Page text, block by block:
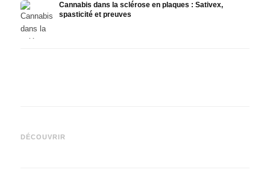
Cannabis dans la sclérose en plaques : Sativex,
spasticité et preuves
DÉCOUVRIR
CBD, Epidiolex et l'état actuel